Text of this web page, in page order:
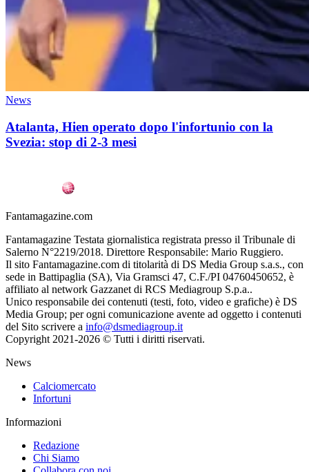
News
Atalanta, Hien operato dopo l'infortunio con la
Svezia: stop di 2-3 mesi
Fantamagazine.com
Fantamagazine Testata giornalistica registrata presso il Tribunale di
Salerno N°2219/2018. Direttore Responsabile: Mario Ruggiero.
Il sito Fantamagazine.com di titolarità di DS Media Group s.a.s., con
sede in Battipaglia (SA), Via Gramsci 47, C.F./PI 04760450652, è
affiliato al network Gazzanet di RCS Mediagroup S.p.a..
Unico responsabile dei contenuti (testi, foto, video e grafiche) è DS
Media Group; per ogni comunicazione avente ad oggetto i contenuti
del Sito scrivere a info@dsmediagroup.it
Copyright 2021-2026 © Tutti i diritti riservati.
News
Calciomercato
Infortuni
Informazioni
Redazione
Chi Siamo